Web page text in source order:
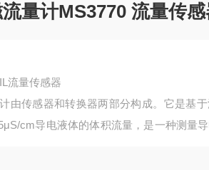
量计MS3770 流量传
流量传感器
由传感器和转换器两部分构成。它是基
cm导电液体的体积流量，是一种测量